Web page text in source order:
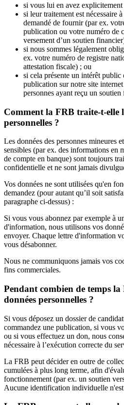
si vous lui en avez
si leur traitement est nécessaire
demandé de fournir (par ex.
publication ou votre numéro de
versement d’un soutien
si nous sommes légalement
ex. votre numéro de registre
attestation fiscale) ; ou
si cela présente un intérêt
publication sur notre site
personnes ayant reçu un soutien
Comment la FRB traite-t-elle
personnelles ?
Les données des personnes mineures
sensibles (par ex. des informations en
de compte en banque) sont toujours
confidentielle et ne sont jamais
Vos données ne sont utilisées qu'en
demandez (pour autant qu’il soit
paragraphe ci-dessus) :
Si vous vous abonnez par exemple à
d'information, nous utilisons vos
envoyer. Chaque lettre d'information
vous désabonner.
Nous ne communiquons jamais vos
fins commerciales.
Pendant combien de temps la
données personnelles ?
Si vous déposez un dossier de
commandez une publication, si vous
ou si vous effectuez un don, nous
nécessaire à l’exécution correcte du
La FRB peut décider en outre de
cumulées à plus long terme, afin
fonctionnement (par ex. un soutien
Aucune identification individuelle n'est